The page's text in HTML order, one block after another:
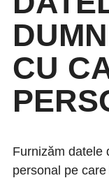
CU
Furnizăm datele
personal pe